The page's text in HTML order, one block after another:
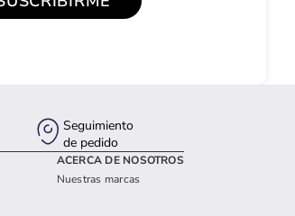
Seguimiento
de pedido
ACERCA DE NOSOTROS
Nuestras marcas